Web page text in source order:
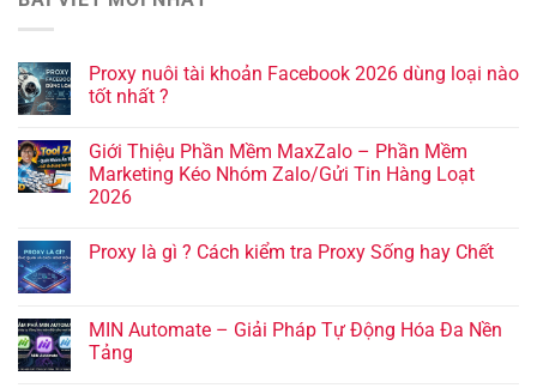
Proxy nuôi tài khoản Facebook 2026 dùng loại nào
tốt nhất ?
Giới Thiệu Phần Mềm MaxZalo – Phần Mềm
Marketing Kéo Nhóm Zalo/Gửi Tin Hàng Loạt
2026
Proxy là gì ? Cách kiểm tra Proxy Sống hay Chết
MIN Automate – Giải Pháp Tự Động Hóa Đa Nền
Tảng